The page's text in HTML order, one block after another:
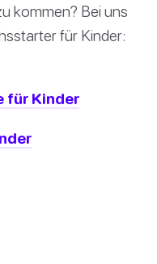
kommen? Bei uns
für Kinder:
für Kinder